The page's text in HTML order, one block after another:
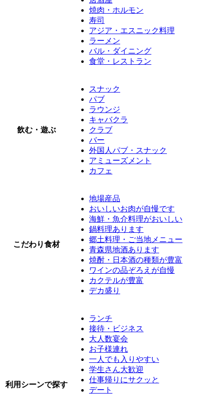
焼肉・ホルモン
寿司
アジア・エスニック料理
ラーメン
バル・ダイニング
食堂・レストラン
飲む・遊ぶ
スナック
パブ
ラウンジ
キャバクラ
クラブ
バー
外国人パブ・スナック
アミューズメント
カフェ
こだわり食材
地場産品
おいしいお肉が自慢です
海鮮・魚介料理がおいしい
鍋料理あります
郷土料理・ご当地メニュー
青森県地酒あります
焼酎・日本酒の種類が豊富
ワインの品ぞろえが自慢
カクテルが豊富
デカ盛り
利用シーンで探す
ランチ
接待・ビジネス
大人数宴会
お子様連れ
一人でも入りやすい
学生さん大歓迎
仕事帰りにサクッと
デート